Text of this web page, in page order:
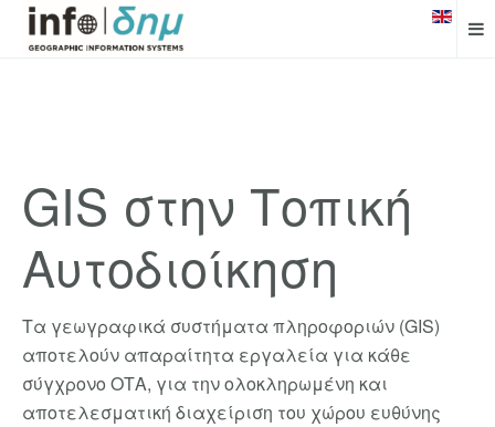
GIS στην Τοπική
Αυτοδιοίκηση
Τα γεωγραφικά συστήματα πληροφοριών (GIS)
αποτελούν απαραίτητα εργαλεία για κάθε
σύγχρονο ΟΤΑ, για την ολοκληρωμένη και
αποτελεσματική διαχείριση του χώρου ευθύνης